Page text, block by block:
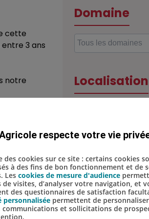
cette
3 ans
notre
Domaine
Localisation
SUIVEZ-
LES
respecte votre vie
des cookies sur ce site : certains cookies
à des fins de bon fonctionnement et de
Les cookies de mesure d'audience
visites, d’analyser votre navigation, et
des questionnaires de satisfaction
personnalisée permettent de
communications et sollicitations de